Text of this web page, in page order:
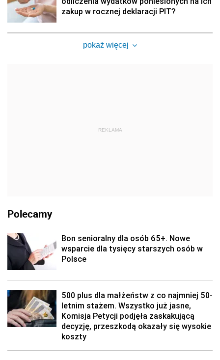
zakup w rocznej deklaracji PIT?
pokaż więcej
REKLAMA
Polecamy
Bon senioralny dla osób 65+. Nowe
wsparcie dla tysięcy starszych osób w
Polsce
500 plus dla małżeństw z co najmniej 50-
letnim stażem. Wszystko już jasne,
Komisja Petycji podjęła zaskakującą
decyzję, przeszkodą okazały się wysokie
koszty